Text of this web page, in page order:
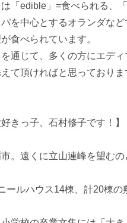
「edible」=食べられる、
を中心とするオランダな
食べられています。
通じて、多くの方にエデ
て頂ければと思っておりま
きっ子、石村修子です！】
。遠くに立山連峰を望む
ールハウス14棟、計20棟